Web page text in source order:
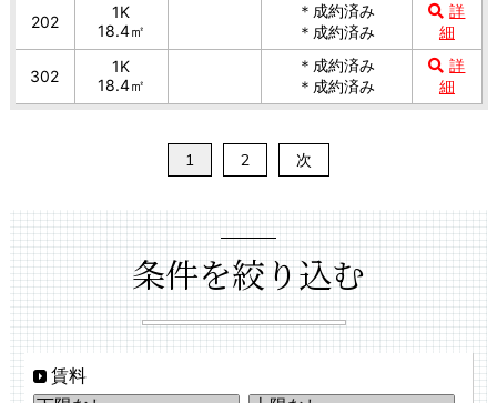
202
1K
18.4㎡
＊成約済み
＊成約済み
詳
細
302
1K
18.4㎡
＊成約済み
＊成約済み
詳
細
1 2 次
条件を絞り込む
賃料